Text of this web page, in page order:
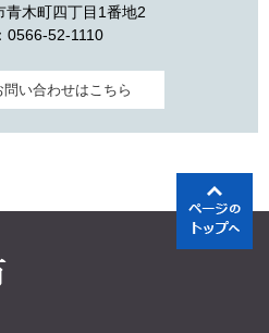
青木町四丁目1番地2
0566-52-1110
問い合わせはこちら